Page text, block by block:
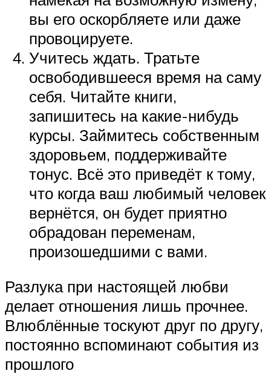
вы его оскорбляете или даже
провоцируете.
Учитесь ждать. Тратьте
освободившееся время на саму
себя. Читайте книги,
запишитесь на какие-нибудь
курсы. Займитесь собственным
здоровьем, поддерживайте
тонус. Всё это приведёт к тому,
что когда ваш любимый человек
вернётся, он будет приятно
обрадован переменам,
произошедшими с вами.
Разлука при настоящей любви
делает отношения лишь прочнее.
Влюблённые тоскуют друг по другу,
постоянно вспоминают события из
прошлого